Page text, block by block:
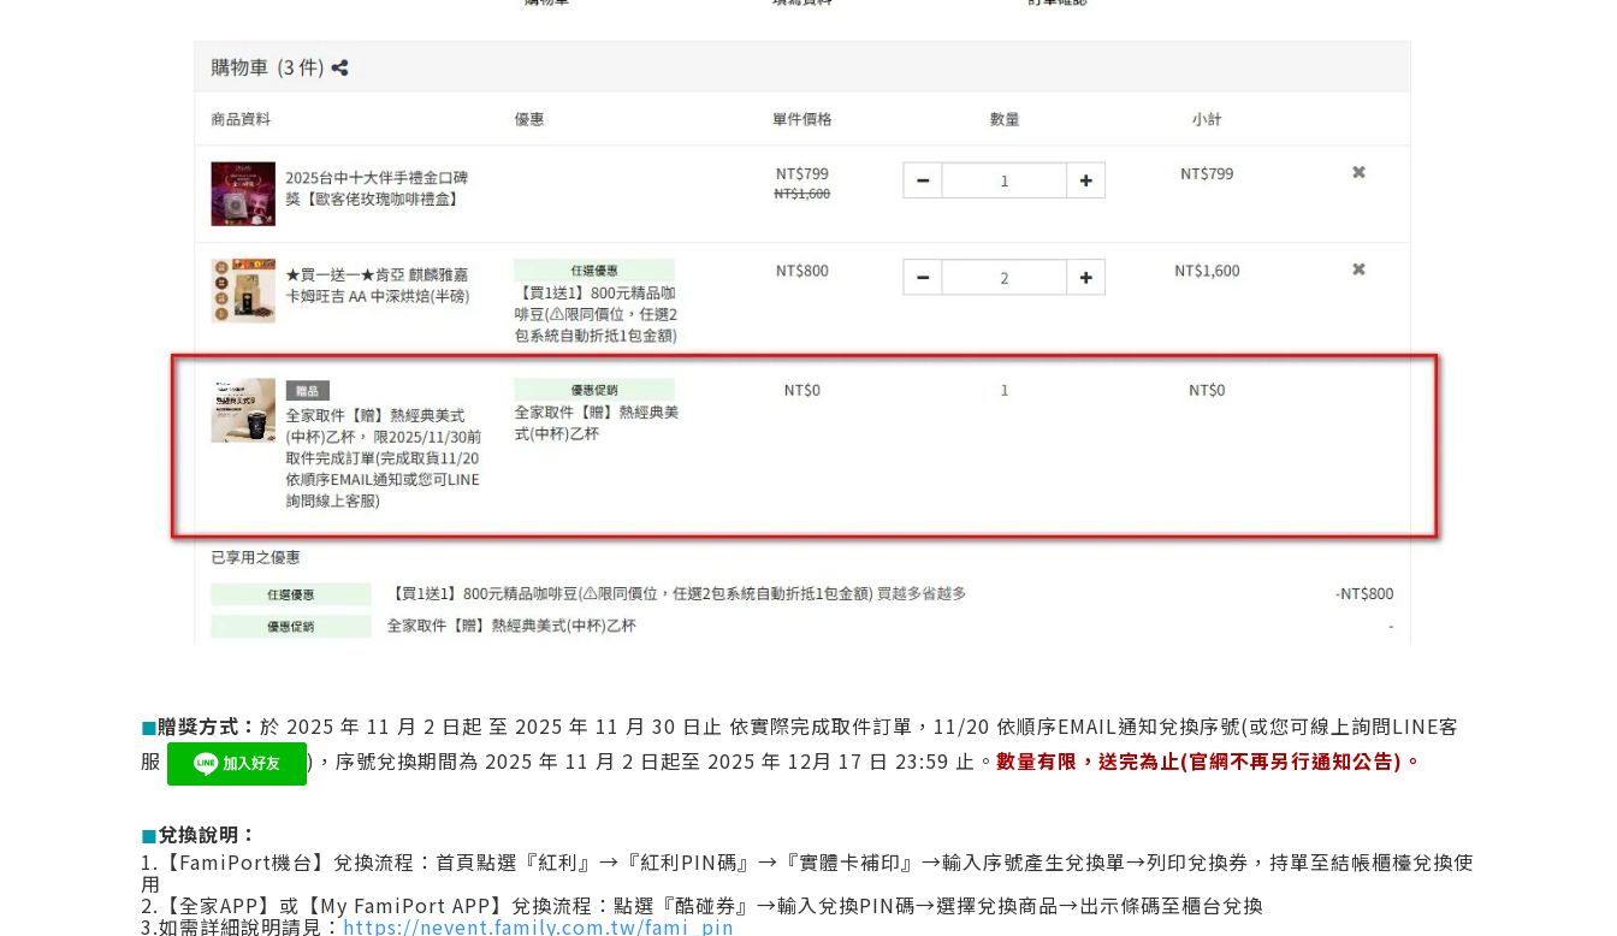
◼︎贈獎⽅式： 於 2025 年 11 月 2 日起 至 2025 年 11 月 30 日止 依實際完成取件訂單，11/20 依順序EMAIL通知兌換序號(或您可線上詢問LINE客
服
) ，序號兌換期間為 2025 年 11 月 2 日起至 2025 年 12月 17 日 23:59 止。 數量有限，送完為止(官網不再另行通知公告)。
◼︎兌換說明：
1.【FamiPort機台】兌換流程：首頁點選『紅利』→『紅利PIN碼』→『實體卡補印』→輸入序號產生兌換單→列印兌換券，持單至結帳櫃檯兌換使
用
2.【全家APP】或【My FamiPort APP】兌換流程：點選『酷碰券』→輸入兌換PIN碼→選擇兌換商品→出示條碼至櫃台兌換
3.如需詳細說明請見：https://nevent.family.com.tw/fami_pin